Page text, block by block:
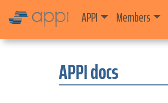
APPI Members
APPI docs